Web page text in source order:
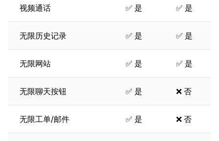
视频通话 ✅ 是 ✅ 是
无限历史记录 ✅ 是 ✅ 是
无限网站 ✅ 是 ✅ 是
无限聊天按钮 ✅ 是 ❌ 否
无限工单/邮件 ✅ 是 ❌ 否